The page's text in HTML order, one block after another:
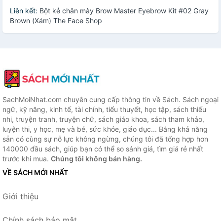
Liên kết: Bột kẻ chân mày Brow Master Eyebrow Kit #02 Gray
Brown (Xám) The Face Shop
SachMoiNhat.com chuyên cung cấp thông tin về Sách. Sách ngoại
ngữ, kỹ năng, kinh tế, tài chính, tiểu thuyết, học tập, sách thiếu
nhi, truyện tranh, truyện chữ, sách giáo khoa, sách tham khảo,
luyện thi, y học, mẹ và bé, sức khỏe, giáo dục... Bằng khả năng
sẵn có cùng sự nỗ lực không ngừng, chúng tôi đã tổng hợp hơn
140000 đầu sách, giúp bạn có thể so sánh giá, tìm giá rẻ nhất
trước khi mua. Chúng tôi không bán hàng.
VỀ SÁCH MỚI NHẤT
Giới thiệu